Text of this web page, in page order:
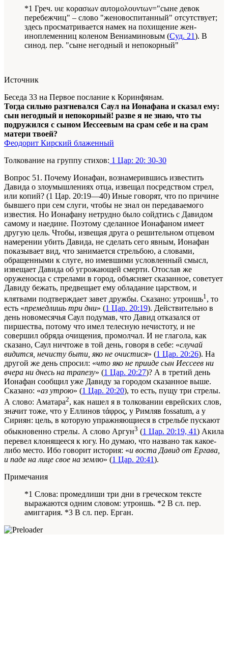
*1 Греч. υιε κορασιων αυτομολουντων="сыне девок
перебежчиц" – слово "женовоспитанный" отсутствует;
здесь просматривается намек на похищение жен-
иноплеменниц коленом Вениаминовым (Суд. 21). В
синод. пер. "сыне негодный и непокорный"
Источник
Беседа 33 на Первое послание к Коринфянам.
Тогда сильно разгневался Саул на Ионафана и сказал ему:
сын негодный и непокорный! разве я не знаю, что ты
подружился с сыном Иессеевым на срам себе и на срам
матери твоей?
Феодорит Кирский блаженный
Толкование на группу стихов: 1 Цар: 20: 30-30
Вопрос 51. Почему Ионафан, вознамерившись известить
Давида о злоумышлениях отца, извещал посредством стрел,
или копий? (1 Цар. 20:19—40) Иные говорят, что по причине
бывшего при сем слуги, чтобы не знал он передаваемого
известия. Но Ионафану нетрудно было сойдтись с Давидом
самому и наедине. Поэтому сделанное Ионафаном имеет
другую цель. Чтобы, извещая друга о решительном отцевом
намерении убить Давида, не сделать сего явным, Ионафан
показывает вид, что занимается стрельбою, а словами,
обращенными к слуге, но имевшими условленный смысл,
извещает Давида об угрожающей смерти. Отослав же
оруженосца с стрелами в город, объясняет сказанное, советует
Давиду бежать, предвещает ему обладание царством, и
клятвами подтверждает завет дружбы. Сказано: утроишь1 , то
есть «премедлишь три дни» (1 Цар. 20:19). Действительно в
день новомесячья Саул подумав, что Давид отказался от
пиршества, потому что имел телесную нечистоту, и не
совершил обряда очищения, промолчал. И не глагола, как
сказано, Саул ничтоже в той день, говоря в себе: «случай
видится, нечисту быти, яко не очистися» (1 Цар. 20:26). На
другой же день спросил: «что яко не прииде сын Иессеев ни
вчера ни днесь на трапезу» (1 Цар. 20:27)? А в третий день
Ионафан сообщил уже Давиду за городом сказанное выше.
Сказано: «аз утрою» (1 Цар. 20:20), то есть, пущу три стрелы.
А слово: Аматара2, как нашел я в толковании еврейских слов,
значит тоже, что у Еллинов τάφρος, у Римляв fossatum, а у
Сириян: цель, в которую упражняющиеся в стрельбе пускают
обыкновенно стрелы. А слово Аргун3 (1 Цар. 20:19, 41) Акила
перевел клонящееся к югу. Но думаю, что названо так какое-
либо место. Ибо говорит история: «и воста Давид от Ергава,
и паде на лице свое на землю» (1 Цар. 20:41).
Примечания
*1 Слова: промедлиши три дни в греческом тексте
выражаются одним словом: утроишь. *2 В сл. пер.
амиггария. *3 В сл. пер. Ерган.